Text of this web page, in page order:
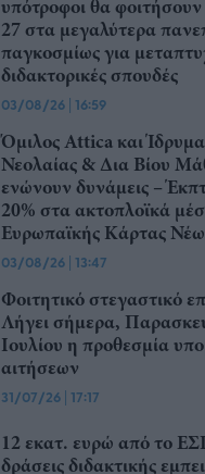
υπότροφοι θα
27 στα μεγαλύτερα
παγκοσμίως για
διδακτορικές σπουδές
03/08/26 | 16:59
Όμιλος Attica και Ίδρυμα
Νεολαίας & Δια Βίου
ενώνουν δυνάμεις –
20% στα ακτοπλοϊκά
Ευρωπαϊκής Κάρτας
03/08/26 | 13:47
Φοιτητικό στεγαστικό
Λήγει σήμερα,
Ιουλίου η προθεσμία
αιτήσεων
31/07/26 | 17:17
12 εκατ. ευρώ από το
δράσεις διδακτικής